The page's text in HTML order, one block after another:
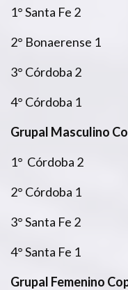
1° Santa Fe 2
2° Bonaerense 1
3° Córdoba 2
4° Córdoba 1
Grupal Masculino
1° Córdoba 2
2° Córdoba 1
3° Santa Fe 2
4° Santa Fe 1
Grupal Femenino